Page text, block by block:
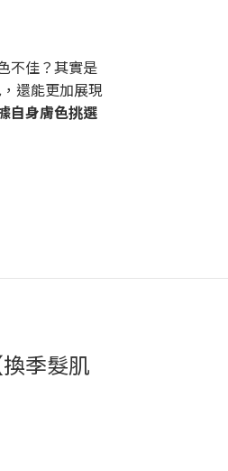
不佳？其實是
還能更加展現
自身膚色挑選
季髮肌